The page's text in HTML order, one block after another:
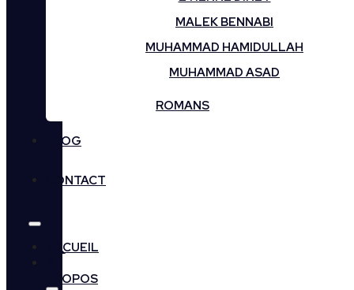
MALEK BENNABI
MUHAMMAD HAMIDULLAH
MUHAMMAD ASAD
ROMANS
BLOG
CONTACT
ACCUEIL
PROPOS